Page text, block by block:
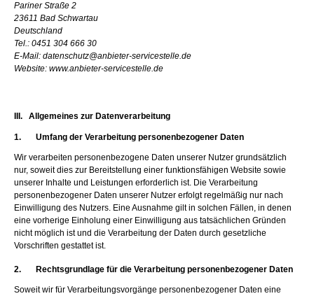
Pariner Straße 2
23611 Bad Schwartau
Deutschland
Tel.: 0451 304 666 30
E-Mail: datenschutz@anbieter-servicestelle.de
Website: www.anbieter-servicestelle.de
III. Allgemeines zur Datenverarbeitung
1. Umfang der Verarbeitung personenbezogener Daten
Wir verarbeiten personenbezogene Daten unserer Nutzer grundsätzlich
nur, soweit dies zur Bereitstellung einer funktionsfähigen Website sowie
unserer Inhalte und Leistungen erforderlich ist. Die Verarbeitung
personenbezogener Daten unserer Nutzer erfolgt regelmäßig nur nach
Einwilligung des Nutzers. Eine Ausnahme gilt in solchen Fällen, in denen
eine vorherige Einholung einer Einwilligung aus tatsächlichen Gründen
nicht möglich ist und die Verarbeitung der Daten durch gesetzliche
Vorschriften gestattet ist.
2. Rechtsgrundlage für die Verarbeitung personenbezogener Daten
Soweit wir für Verarbeitungsvorgänge personenbezogener Daten eine